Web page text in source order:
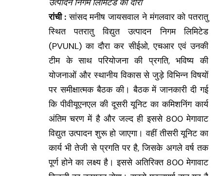
रांची :सांसद मनीष जायसवाल ने मंगलवार को पतरातु
स्थित पतरातु विद्युत उत्पादन निगम लिमिटेड
(PVUNL) का दौरा कर सीईओ, एचआर एवं उनकी
टीम के साथ परियोजना की प्रगति, भविष्य की
योजनाओं और स्थानीय विकास से जुड़े विभिन्न विषयों
पर समीक्षात्मक बैठक की। बैठक में जानकारी दी गई
कि पीवीयूएनएल की दूसरी यूनिट का कमिशनिंग कार्य
अंतिम चरण में है और जल्द ही इससे 800 मेगावाट
विद्युत उत्पादन शुरू हो जाएगा। वहीं तीसरी यूनिट का
कार्य भी तेजी से प्रगति पर है, जिसके अगले वर्ष तक
पूर्ण होने का लक्ष्य है। इससे अतिरिक्त 800 मेगावाट